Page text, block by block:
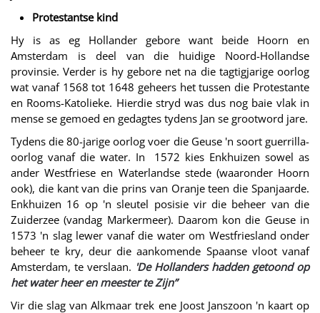
Protestantse kind
Hy is as eg Hollander gebore want beide Hoorn en
Amsterdam is deel van die huidige Noord-Hollandse
provinsie. Verder is hy gebore net na die tagtigjarige oorlog
wat vanaf 1568 tot 1648 geheers het tussen die Protestante
en Rooms-Katolieke. Hierdie stryd was dus nog baie vlak in
mense se gemoed en gedagtes tydens Jan se grootword jare.
Tydens die 80-jarige oorlog voer die Geuse 'n soort guerrilla-
oorlog vanaf die water. In 1572 kies Enkhuizen sowel as
ander Westfriese en Waterlandse stede (waaronder Hoorn
ook), die kant van die prins van Oranje teen die Spanjaarde.
Enkhuizen 16 op 'n sleutel posisie vir die beheer van die
Zuiderzee (vandag Markermeer). Daarom kon die Geuse in
1573 'n slag lewer vanaf die water om Westfriesland onder
beheer te kry, deur die aankomende Spaanse vloot vanaf
Amsterdam, te verslaan. 'De Hollanders hadden getoond op
het water heer en meester te Zijn”
Vir die slag van Alkmaar trek ene Joost Janszoon 'n kaart op